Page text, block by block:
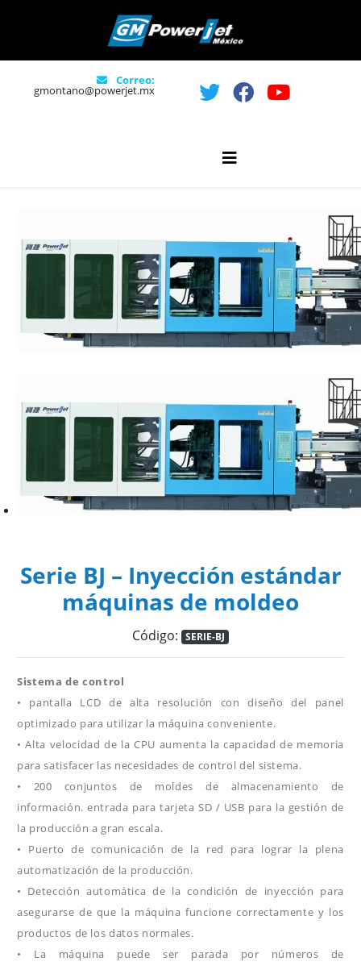
Correo:
gmontano@powerjet.mx
Serie BJ – Inyección estándar
máquinas de moldeo
Código: SERIE-BJ
Sistema de control
• pantalla LCD de alta resolución con diseño del panel
optimizado para utilizar la máquina conveniente.
• Alta velocidad de la CPU aumenta la capacidad de memoria
para satisfacer las necesidades de control del sistema.
• 200 conjuntos de moldes de almacenamiento de
información. entrada para tarjeta SD / USB para la gestión de
la producción a gran escala.
• Puerto de comunicación de la red para lograr la plena
automatización de la producción.
• Detección automática de la condición de inyección para
asegurarse de que la máquina funcione correctamente y los
productos de los datos normales.
• La máquina puede ser parada por números de